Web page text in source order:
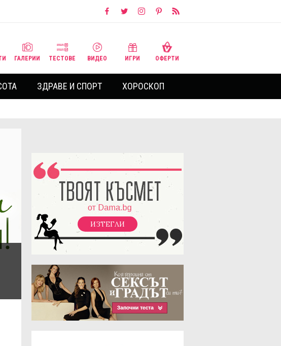
ГАЛЕРИИ ТЕСТОВЕ ВИДЕО ИГРИ ОФЕРТИ
ЗДРАВЕ И СПОРТ ХОРОСКОП
ИЗТЕГЛИ